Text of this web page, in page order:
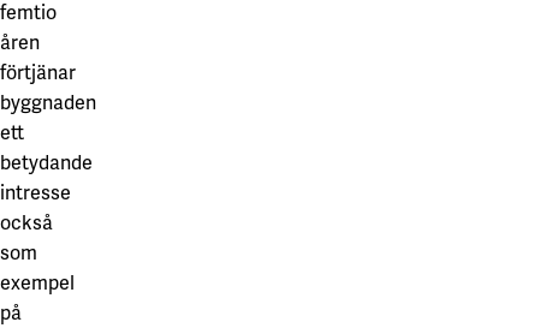
femtio
åren
förtjänar
byggnaden
ett
betydande
intresse
också
som
exempel
på